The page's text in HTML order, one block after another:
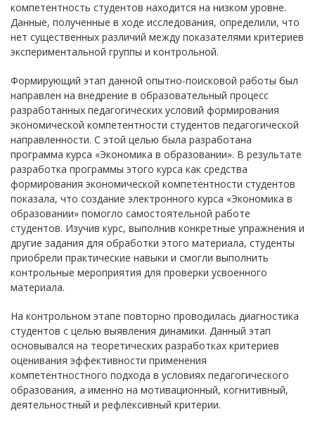
компетентность студентов находится на низком уровне.
Данные, полученные в ходе исследования, определили, что
нет существенных различий между показателями критериев
экспериментальной группы и контрольной.
Формирующий этап данной опытно-поисковой работы был
направлен на внедрение в образовательный процесс
разработанных педагогических условий формирования
экономической компетентности студентов педагогической
направленности. С этой целью была разработана
программа курса «Экономика в образовании». В результате
разработка программы этого курса как средства
формирования экономической компетентности студентов
показала, что создание электронного курса «Экономика в
образовании» помогло самостоятельной работе
студентов. Изучив курс, выполнив конкретные упражнения и
другие задания для обработки этого материала, студенты
приобрели практические навыки и смогли выполнить
контрольные мероприятия для проверки усвоенного
материала.
На контрольном этапе повторно проводилась диагностика
студентов с целью выявления динамики. Данный этап
основывался на теоретических разработках критериев
оценивания эффективности применения
компетентностного подхода в условиях педагогического
образования, а именно на мотивационный, когнитивный,
деятельностный и рефлексивный критерии.